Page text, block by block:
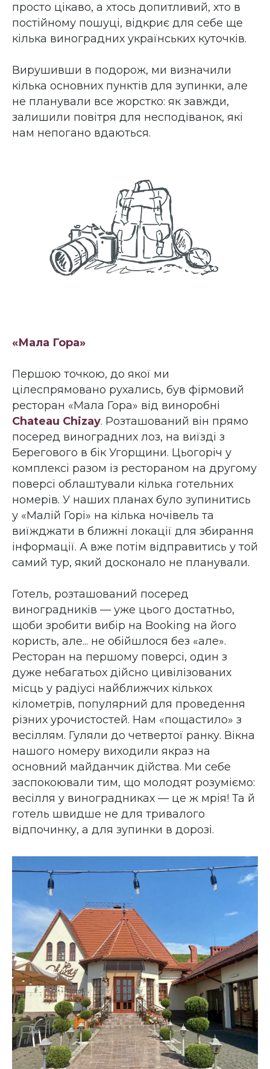
просто цікаво, а хтось допитливий, хто в
постійному пошуці, відкриє для себе ще
кілька виноградних українських куточків.
Вирушивши в подорож, ми визначили
кілька основних пунктів для зупинки, але
не планували все жорстко: як завжди,
залишили повітря для несподіванок, які
нам непогано вдаються.
«Мала Гора»
Першою точкою, до якої ми
цілеспрямовано рухались, був фірмовий
ресторан «Мала Гора» від виноробні
Chateau Chizay. Розташований він прямо
посеред виноградних лоз, на виїзді з
Берегового в бік Угорщини. Цьогоріч у
комплексі разом із рестораном на другому
поверсі облаштували кілька готельних
номерів. У наших планах було зупинитись
у «Малій Горі» на кілька ночівель та
виїжджати в ближні локації для збирання
інформації. А вже потім відправитись у той
самий тур, який досконало не планували.
Готель, розташований посеред
виноградників — уже цього достатньо,
щоби зробити вибір на Booking на його
користь, але... не обійшлося без «але».
Ресторан на першому поверсі, один з
дуже небагатьох дійсно цивілізованих
місць у радіусі найближчих кількох
кілометрів, популярний для проведення
різних урочистостей. Нам «пощастило» з
весіллям. Гуляли до четвертої ранку. Вікна
нашого номеру виходили якраз на
основний майданчик дійства. Ми себе
заспокоювали тим, що молодят розуміємо:
весілля у виноградниках — це ж мрія! Та й
готель швидше не для тривалого
відпочинку, а для зупинки в дорозі.